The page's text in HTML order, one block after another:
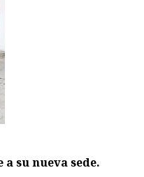
su nueva sede.